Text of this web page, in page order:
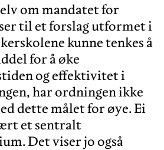
om mandatet for
til et forslag utformet i
kunne tenkes å
for å øke
og effektivitet i
har ordningen ikke
dette målet for øye. Ei
et sentralt
Det viser jo også